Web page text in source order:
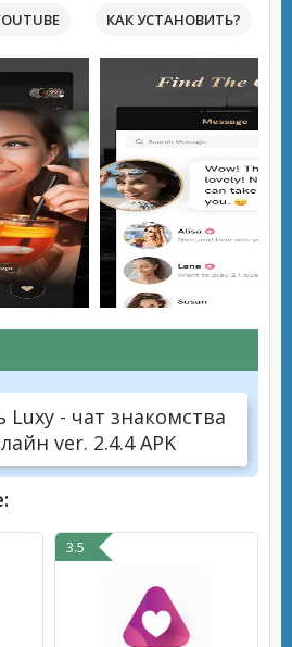
КАК УСТАНОВИТЬ?
Luxy - чат знакомства
ver. 2.4.4 APK
3.5